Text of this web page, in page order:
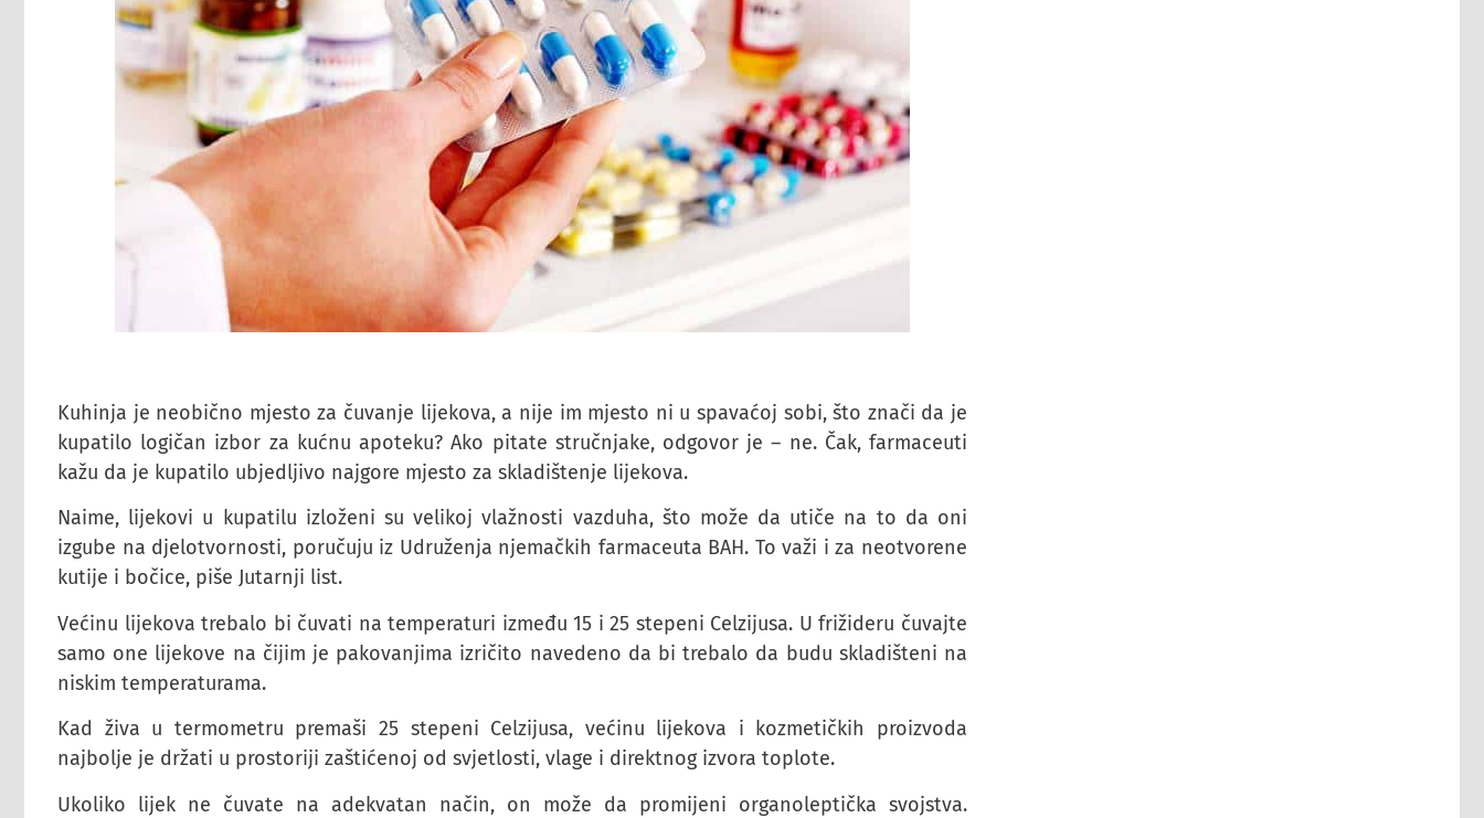
Kuhinja je neobično mjesto za čuvanje lijekova, a nije im mjesto ni u spavaćoj sobi, što znači da je
kupatilo logičan izbor za kućnu apoteku? Ako pitate stručnjake, odgovor je – ne. Čak, farmaceuti
kažu da je kupatilo ubjedljivo najgore mjesto za skladištenje lijekova.
Naime, lijekovi u kupatilu izloženi su velikoj vlažnosti vazduha, što može da utiče na to da oni
izgube na djelotvornosti, poručuju iz Udruženja njemačkih farmaceuta BAH. To važi i za neotvorene
kutije i bočice, piše Jutarnji list.
Većinu lijekova trebalo bi čuvati na temperaturi između 15 i 25 stepeni Celzijusa. U frižideru čuvajte
samo one lijekove na čijim je pakovanjima izričito navedeno da bi trebalo da budu skladišteni na
niskim temperaturama.
Kad živa u termometru premaši 25 stepeni Celzijusa, većinu lijekova i kozmetičkih proizvoda
najbolje je držati u prostoriji zaštićenoj od svjetlosti, vlage i direktnog izvora toplote.
Ukoliko lijek ne čuvate na adekvatan način, on može da promijeni organoleptička svojstva.